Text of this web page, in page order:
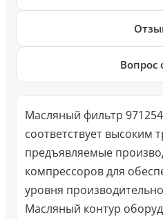
Вопрос
Масляный фильтр
соответствует высоким
предъявляемые
компрессоров для
уровня
Масляный контур